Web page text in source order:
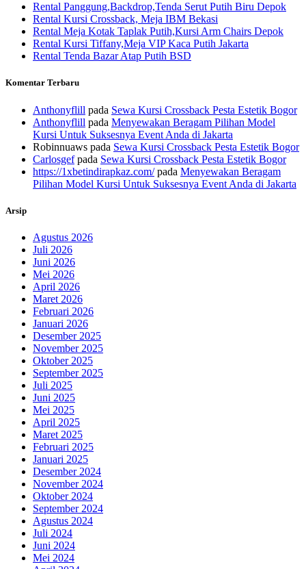
Rental Panggung,Backdrop,Tenda Serut Putih Biru Depok
Rental Kursi Crossback, Meja IBM Bekasi
Rental Meja Kotak Taplak Putih,Kursi Arm Chairs Depok
Rental Kursi Tiffany,Meja VIP Kaca Putih Jakarta
Rental Tenda Bazar Atap Putih BSD
Komentar Terbaru
Anthonyflill pada Sewa Kursi Crossback Pesta Estetik Bogor
Anthonyflill pada Menyewakan Beragam Pilihan Model
Kursi Untuk Suksesnya Event Anda di Jakarta
Robinnuaws pada Sewa Kursi Crossback Pesta Estetik Bogor
Carlosgefpada Sewa Kursi Crossback Pesta Estetik Bogor
https://1xbetindirapkaz.com/pada Menyewakan Beragam
Pilihan Model Kursi Untuk Suksesnya Event Anda di Jakarta
Arsip
Agustus 2026
Juli 2026
Juni 2026
Mei 2026
April 2026
Maret 2026
Februari 2026
Januari 2026
Desember 2025
November 2025
Oktober 2025
September 2025
Juli 2025
Juni 2025
Mei 2025
April 2025
Maret 2025
Februari 2025
Januari 2025
Desember 2024
November 2024
Oktober 2024
September 2024
Agustus 2024
Juli 2024
Juni 2024
Mei 2024